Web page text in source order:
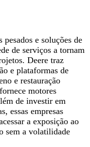
e soluções de
de serviços a tornam
Deere traz
e plataformas de
e restauração
motores
de investir em
essas empresas
a exposição ao
sem a volatilidade